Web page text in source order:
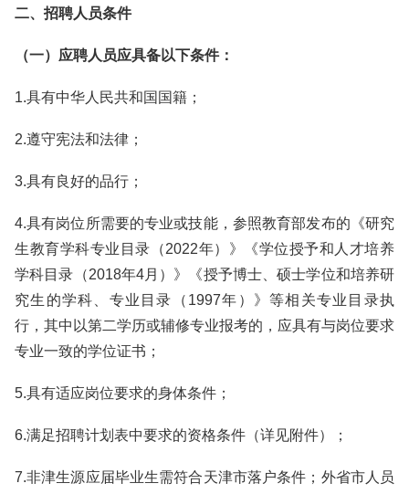
二、招聘人员条件
（一）应聘人员应具备以下条件：
1.具有中华人民共和国国籍；
2.遵守宪法和法律；
3.具有良好的品行；
4.具有岗位所需要的专业或技能，参照教育部发布的《研究
生教育学科专业目录（2022年）》《学位授予和人才培养
学科目录（2018年4月）》《授予博士、硕士学位和培养研
究生的学科、专业目录（1997年）》等相关专业目录执
行，其中以第二学历或辅修专业报考的，应具有与岗位要求
专业一致的学位证书；
5.具有适应岗位要求的身体条件；
6.满足招聘计划表中要求的资格条件（详见附件）；
7.非津生源应届毕业生需符合天津市落户条件；外省市人员